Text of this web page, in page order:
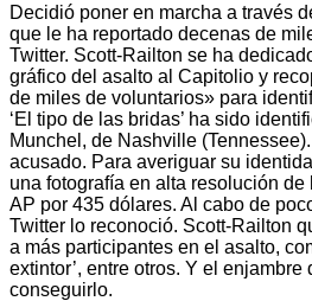
Decidió poner en marcha a través
que le ha reportado decenas de
Twitter. Scott-Railton se ha
gráfico del asalto al Capitolio y
de miles de voluntarios» para
‘El tipo de las bridas’ ha sido
Munchel, de Nashville
acusado. Para averiguar su
una fotografía en alta resolución
AP por 435 dólares. Al cabo de
Twitter lo reconoció. Scott-Railton
a más participantes en el asalto,
extintor’, entre otros. Y el enjambre
conseguirlo.